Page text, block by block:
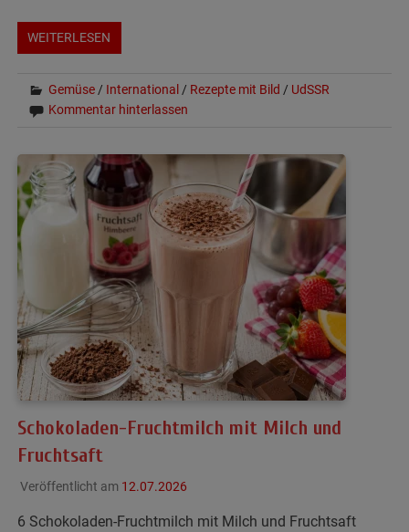
WEITERLESEN
Gemüse / International / Rezepte mit Bild / UdSSR
Kommentar hinterlassen
Schokoladen-Fruchtmilch mit Milch und
Fruchtsaft
Veröffentlicht am 12.07.2026
6 Schokoladen-Fruchtmilch mit Milch und Fruchtsaft